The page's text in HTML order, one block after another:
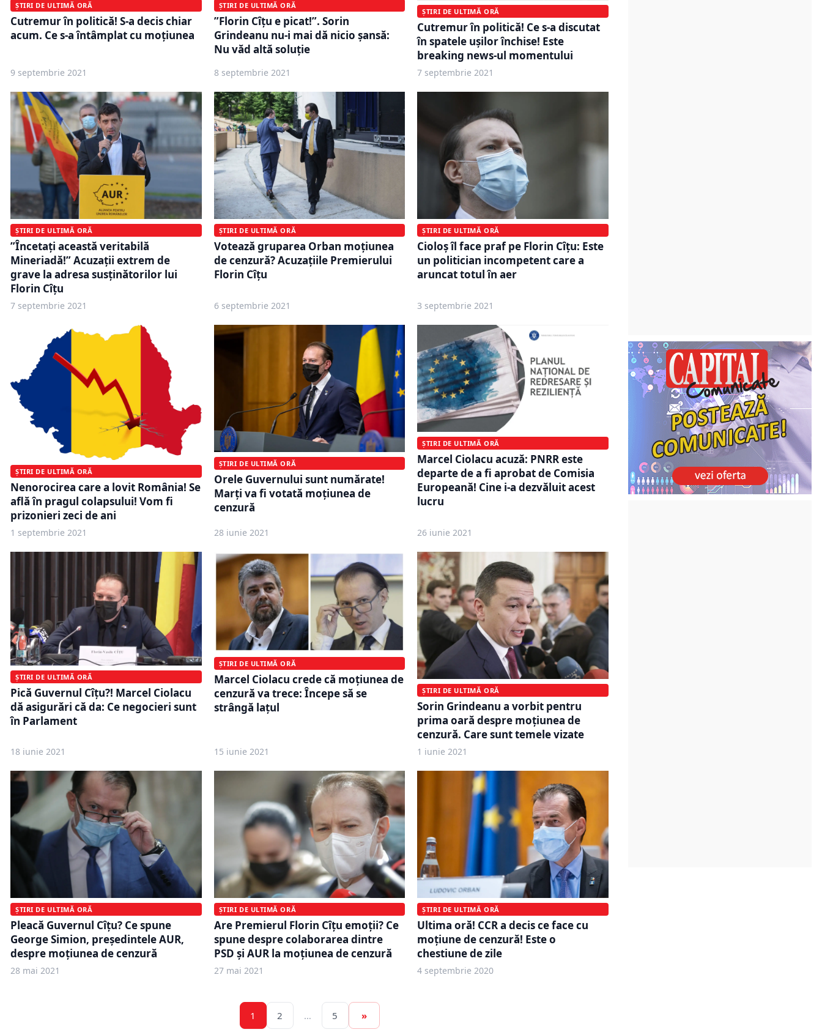
ȘTIRI DE ULTIMĂ ORĂ
Cutremur în politică! S-a decis chiar
acum. Ce s-a întâmplat cu moţiunea
9 septembrie 2021
ȘTIRI DE ULTIMĂ ORĂ
”Florin Cîțu e picat!”. Sorin
Grindeanu nu-i mai dă nicio șansă:
Nu văd altă soluție
8 septembrie 2021
ȘTIRI DE ULTIMĂ ORĂ
Cutremur în politică! Ce s-a discutat
în spatele ușilor închise! Este
breaking news-ul momentului
7 septembrie 2021
ȘTIRI DE ULTIMĂ ORĂ
”Încetați această veritabilă
Mineriadă!” Acuzații extrem de
grave la adresa susținătorilor lui
Florin Cîțu
7 septembrie 2021
ȘTIRI DE ULTIMĂ ORĂ
Votează gruparea Orban moțiunea
de cenzură? Acuzațiile Premierului
Florin Cîțu
6 septembrie 2021
ȘTIRI DE ULTIMĂ ORĂ
Cioloș îl face praf pe Florin Cîţu: Este
un politician incompetent care a
aruncat totul în aer
3 septembrie 2021
ȘTIRI DE ULTIMĂ ORĂ
Nenorocirea care a lovit România! Se
află în pragul colapsului! Vom fi
prizonieri zeci de ani
1 septembrie 2021
ȘTIRI DE ULTIMĂ ORĂ
Orele Guvernului sunt numărate!
Marți va fi votată moțiunea de
cenzură
28 iunie 2021
ȘTIRI DE ULTIMĂ ORĂ
Marcel Ciolacu acuză: PNRR este
departe de a fi aprobat de Comisia
Europeană! Cine i-a dezvăluit acest
lucru
26 iunie 2021
ȘTIRI DE ULTIMĂ ORĂ
Pică Guvernul Cîțu?! Marcel Ciolacu
dă asigurări că da: Ce negocieri sunt
în Parlament
18 iunie 2021
ȘTIRI DE ULTIMĂ ORĂ
Marcel Ciolacu crede că moțiunea de
cenzură va trece: Începe să se
strângă lațul
15 iunie 2021
ȘTIRI DE ULTIMĂ ORĂ
Sorin Grindeanu a vorbit pentru
prima oară despre moțiunea de
cenzură. Care sunt temele vizate
1 iunie 2021
ȘTIRI DE ULTIMĂ ORĂ
Pleacă Guvernul Cîțu? Ce spune
George Simion, președintele AUR,
despre moțiunea de cenzură
28 mai 2021
ȘTIRI DE ULTIMĂ ORĂ
Are Premierul Florin Cîțu emoții? Ce
spune despre colaborarea dintre
PSD și AUR la moțiunea de cenzură
27 mai 2021
ȘTIRI DE ULTIMĂ ORĂ
Ultima oră! CCR a decis ce face cu
moțiune de cenzură! Este o
chestiune de zile
4 septembrie 2020
1 2 … 5 »